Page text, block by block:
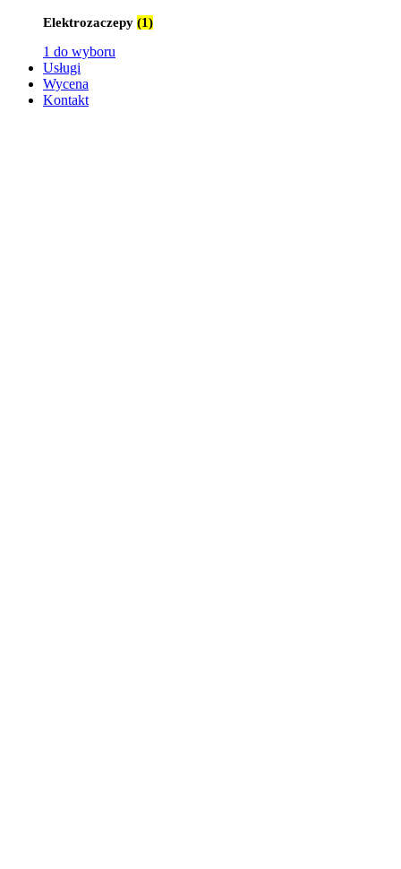
Elektrozaczepy (1)
1 do wyboru
Usługi
Wycena
Kontakt